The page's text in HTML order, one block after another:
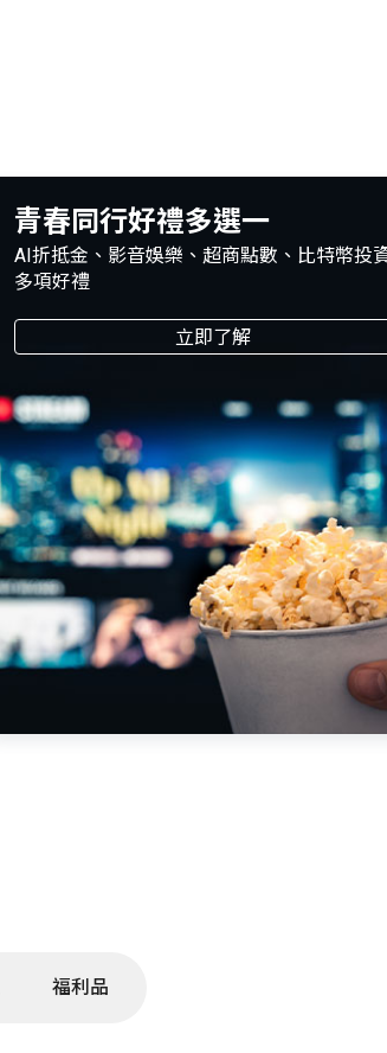
青春同行好禮多選一
AI折抵金、影音娛樂、超商點數、比特幣投
多項好禮
立即了解
福利品